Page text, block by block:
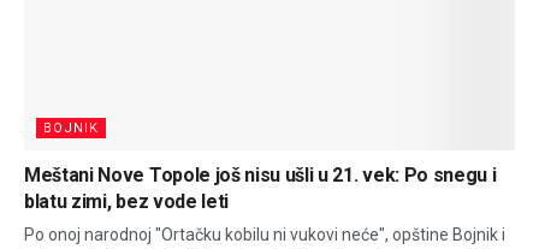
BOJNIK
Meštani Nove Topole još nisu ušli u 21. vek: Po snegu i
blatu zimi, bez vode leti
Po onoj narodnoj "Ortačku kobilu ni vukovi neće", opštine Bojnik i